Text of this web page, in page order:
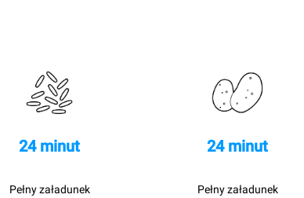
24 minut
Pełny załadunek
24 minut
Pełny załadunek